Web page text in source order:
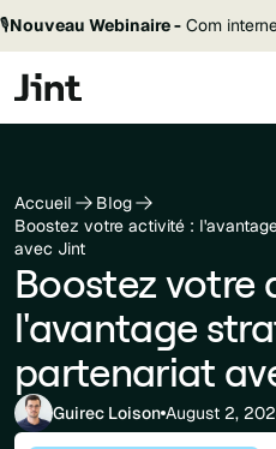
🎙️Nouveau Webinaire - Com
Accueil
Blog
Boostez votre activité :
avec Jint
Boostez votre
l'avantage
partenariat
Guirec Loison August 2,